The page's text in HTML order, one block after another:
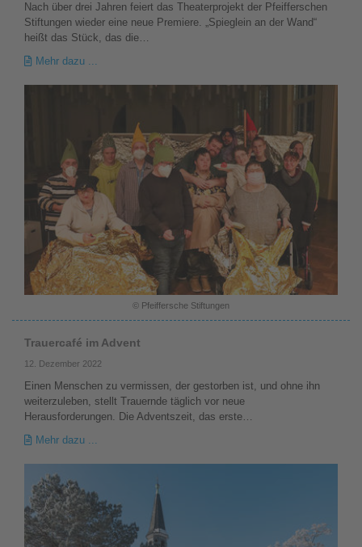
Nach über drei Jahren feiert das Theaterprojekt der Pfeifferschen
Stiftungen wieder eine neue Premiere. „Spieglein an der Wand“
heißt das Stück, das die…
Mehr dazu ...
© Pfeiffersche Stiftungen
Trauercafé im Advent
12. Dezember 2022
Einen Menschen zu vermissen, der gestorben ist, und ohne ihn
weiterzuleben, stellt Trauernde täglich vor neue
Herausforderungen. Die Adventszeit, das erste…
Mehr dazu ...